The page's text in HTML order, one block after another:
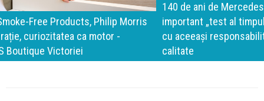
140 de ani de Mercedes-Benz. Ramona Pîrlog: Cel mai
important „test al timpului” este să inovăm constant, dar
cu aceeași responsabilitate față de oameni, siguranță și
calitate